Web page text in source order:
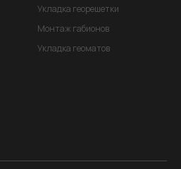
Укладка георешетки
Монтаж габионов
Укладка геоматов